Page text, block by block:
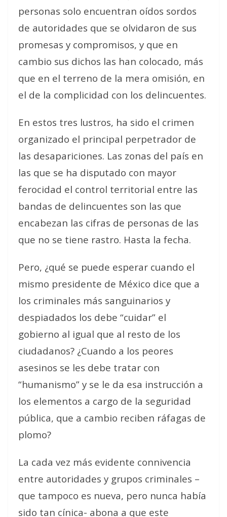
personas solo encuentran oídos sordos
de autoridades que se olvidaron de sus
promesas y compromisos, y que en
cambio sus dichos las han colocado, más
que en el terreno de la mera omisión, en
el de la complicidad con los delincuentes.
En estos tres lustros, ha sido el crimen
organizado el principal perpetrador de
las desapariciones. Las zonas del país en
las que se ha disputado con mayor
ferocidad el control territorial entre las
bandas de delincuentes son las que
encabezan las cifras de personas de las
que no se tiene rastro. Hasta la fecha.
Pero, ¿qué se puede esperar cuando el
mismo presidente de México dice que a
los criminales más sanguinarios y
despiadados los debe “cuidar” el
gobierno al igual que al resto de los
ciudadanos? ¿Cuando a los peores
asesinos se les debe tratar con
“humanismo” y se le da esa instrucción a
los elementos a cargo de la seguridad
pública, que a cambio reciben ráfagas de
plomo?
La cada vez más evidente connivencia
entre autoridades y grupos criminales –
que tampoco es nueva, pero nunca había
sido tan cínica- abona a que este